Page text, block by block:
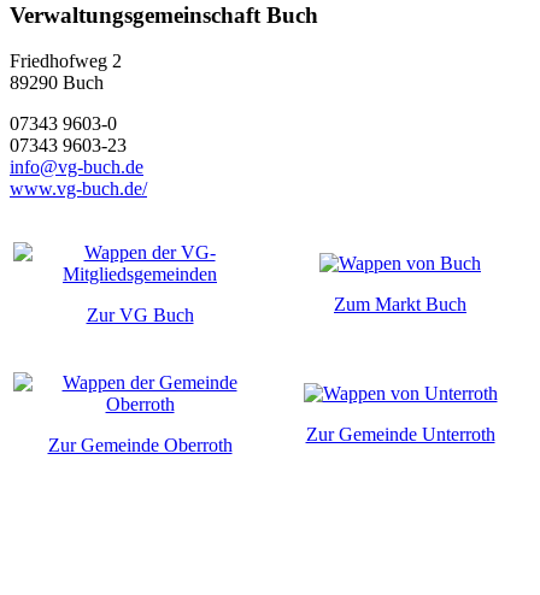
Verwaltungsgemeinschaft Buch
Friedhofweg 2
89290 Buch
07343 9603-0
07343 9603-23
info@vg-buch.de
www.vg-buch.de/
Zur VG Buch
Zum Markt Buch
Zur Gemeinde Oberroth
Zur Gemeinde Unterroth